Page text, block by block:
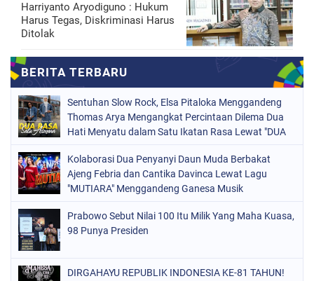
Harriyanto Aryodiguno : Hukum
Harus Tegas, Diskriminasi Harus
Ditolak
Sentuhan Slow Rock, Elsa Pitaloka Menggandeng
Thomas Arya Mengangkat Percintaan Dilema Dua
Hati Menyatu dalam Satu Ikatan Rasa Lewat "DUA
Kolaborasi Dua Penyanyi Daun Muda Berbakat
Ajeng Febria dan Cantika Davinca Lewat Lagu
"MUTIARA" Menggandeng Ganesa Musik
Prabowo Sebut Nilai 100 Itu Milik Yang Maha Kuasa,
98 Punya Presiden
DIRGAHAYU REPUBLIK INDONESIA KE-81 TAHUN!